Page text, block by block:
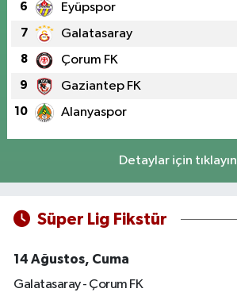
6 Eyüpspor
7 Galatasaray
8 Çorum FK
9 Gaziantep FK
10 Alanyaspor
Detaylar için tıklayın
Süper Lig Fikstür
14 Ağustos, Cuma
Galatasaray - Çorum FK